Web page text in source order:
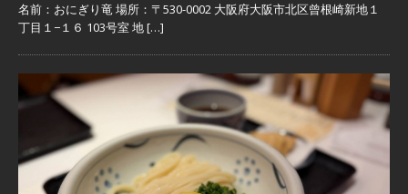
名前：おにぎり竜 場所：〒530-0002 大阪府大阪市北区曾根崎新地１
丁目１−１６ 103号室 地[…]